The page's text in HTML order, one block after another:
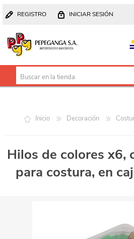
REGISTRO INICIAR SESIÓN
Inicio Decoración
Hilos de colores x6,
para costura, en